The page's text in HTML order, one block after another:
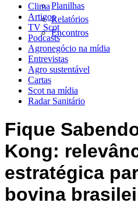
Planilhas
Relatórios
Encontros
Clima
Artigos
TV Scot
Podcasts
Agronegócio na mídia
Entrevistas
Agro sustentável
Cartas
Scot na mídia
Radar Sanitário
Fique
Kong:
estratégica
bovina